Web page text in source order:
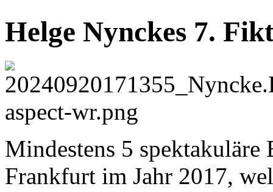
Helge Nynckes 7.
Mindestens 5 spektakuläre
Frankfurt im Jahr 2017,